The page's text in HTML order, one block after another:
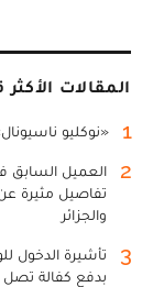
المقالات الأكثر
1 «نوكليو
2
العميل
تفاصيل مثيرة عن
والجزائر
3
بدفع كفالة تصل إلى 20 ألف